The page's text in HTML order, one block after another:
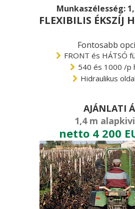
Munkaszélesség:
FLEXIBILIS ÉKSZÍJ
Fontosabb
FRONT és HÁTSÓ
540 és 1000 /p
Hidraulikus
AJÁNLATI
1,4 m
netto 4 200